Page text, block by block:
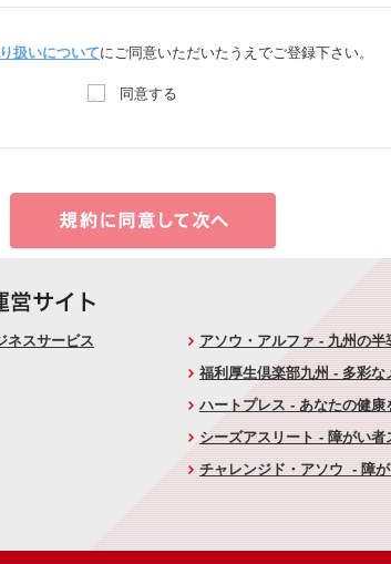
扱いについてにご同意いただいたうえでご登録下さい。
同意する
ネスサービス
アソウ・アルファ - 九州の
福利厚生倶楽部九州 - 多彩
ハートプレス - あなたの健康
シーズアスリート - 障がい
チャレンジド・アソウ - 障